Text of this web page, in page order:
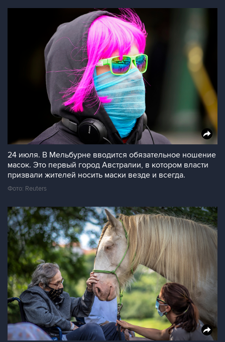
24 июля. В Мельбурне вводится обязательное ношение
масок. Это первый город Австралии, в котором власти
призвали жителей носить маски везде и всегда.
Фото: Reuters